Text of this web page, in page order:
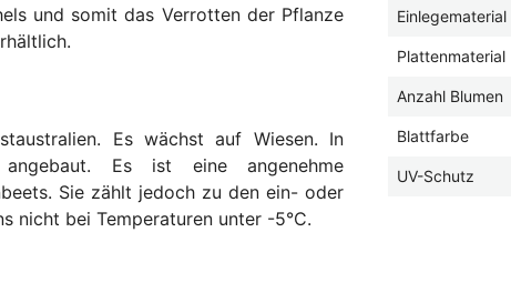
und somit das Verrotten der Pflanze
Es wächst auf Wiesen. In
Es ist eine angenehme
Sie zählt jedoch zu den ein- oder
nicht bei Temperaturen unter -5°C.
Einlegematerial
Plattenmaterial
Anzahl Blumen
Blattfarbe
UV-Schutz